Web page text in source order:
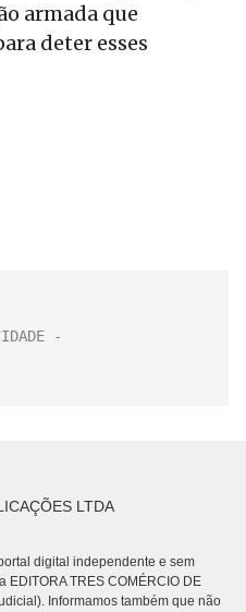
armada que
deter esses
LTDA
digital independente e sem
TRES COMÉRCIO DE
Informamos também que não